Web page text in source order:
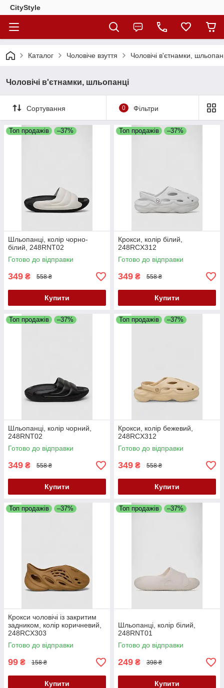
CityStylе
Каталог Чоловіче взуття Чоловічі в'єтнамки,
Чоловічі в'єтнамки, шльопанці
Сортування 0 Фільтри
Топ продажів –37%
Шльопанці, колір чорно-
білий, 248RNT02
Готово до відправки
349 ₴ 558 ₴
Купити
Топ продажів –37%
Крокси, колір білий,
248RCX312
Готово до відправки
349 ₴ 558 ₴
Купити
Топ продажів –37%
Шльопанці, колір чорний,
248RNT02
Готово до відправки
349 ₴ 558 ₴
Купити
Топ продажів –37%
Крокси, колір бежевий,
248RCX312
Готово до відправки
349 ₴ 558 ₴
Купити
Топ продажів –37%
Крокси чоловічі із закритим
задником, колір коричневий,
248RCX303
Готово до відправки
99 ₴ 158 ₴
Купити
Топ продажів –37%
Шльопанці, колір білий,
248RNT01
Готово до відправки
249 ₴ 398 ₴
Купити